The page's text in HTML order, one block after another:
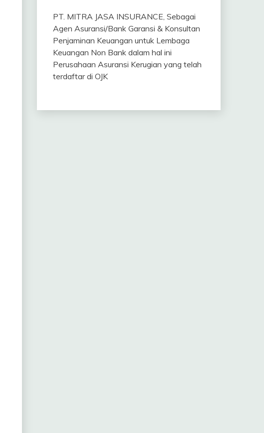
PT. MITRA JASA INSURANCE, Sebagai
Agen Asuransi/Bank Garansi & Konsultan
Penjaminan Keuangan untuk Lembaga
Keuangan Non Bank dalam hal ini
Perusahaan Asuransi Kerugian yang telah
terdaftar di OJK